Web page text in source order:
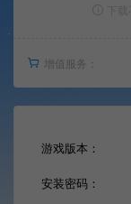
增值服务：
游戏版本：
安装密码：